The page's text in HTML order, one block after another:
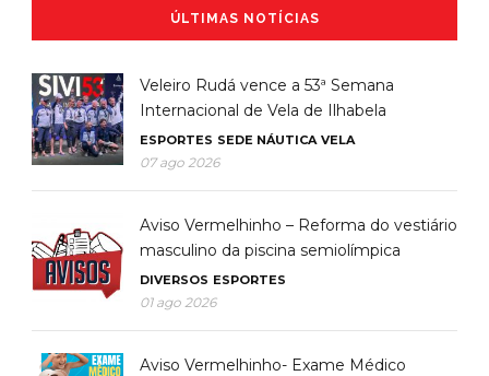
ÚLTIMAS NOTÍCIAS
Veleiro Rudá vence a 53ª Semana
Internacional de Vela de Ilhabela
ESPORTES SEDE NÁUTICA VELA
07 ago 2026
Aviso Vermelhinho – Reforma do vestiário
masculino da piscina semiolímpica
DIVERSOS ESPORTES
01 ago 2026
Aviso Vermelhinho- Exame Médico